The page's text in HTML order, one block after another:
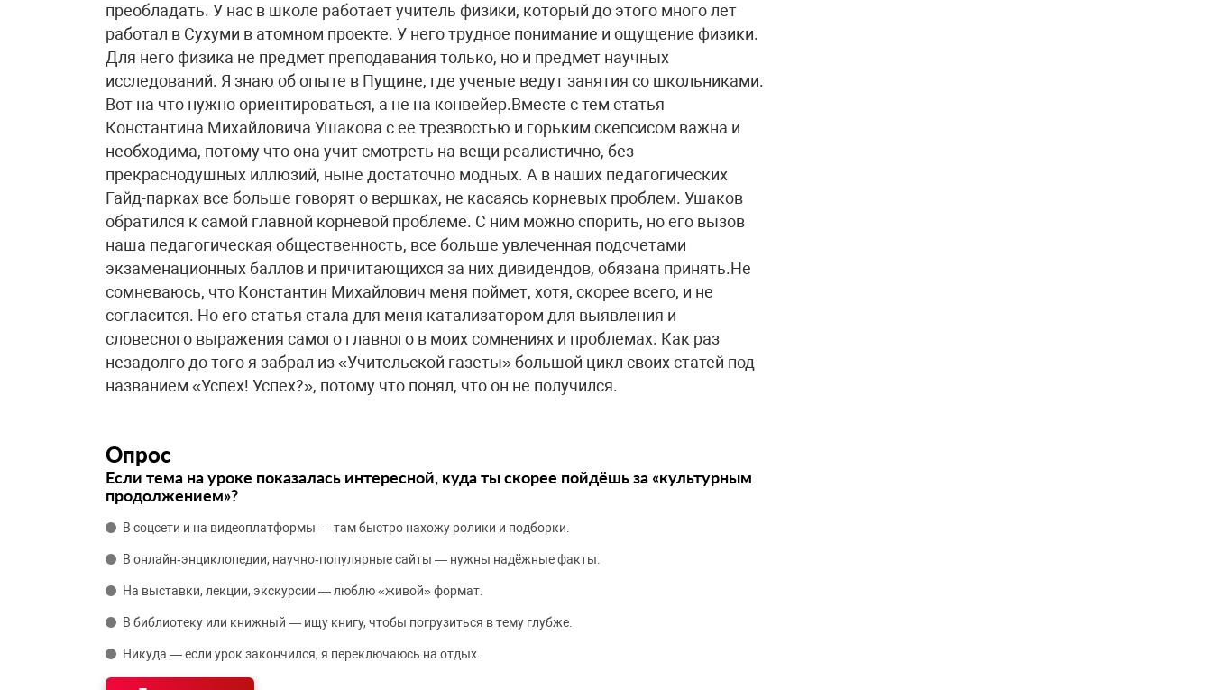
преобладать. У нас в школе работает учитель физики, который до этого много лет
работал в Сухуми в атомном проекте. У него трудное понимание и ощущение физики.
Для него физика не предмет преподавания только, но и предмет научных
исследований. Я знаю об опыте в Пущине, где ученые ведут занятия со школьниками.
Вот на что нужно ориентироваться, а не на конвейер.Вместе с тем статья
Константина Михайловича Ушакова с ее трезвостью и горьким скепсисом важна и
необходима, потому что она учит смотреть на вещи реалистично, без
прекраснодушных иллюзий, ныне достаточно модных. А в наших педагогических
Гайд-парках все больше говорят о вершках, не касаясь корневых проблем. Ушаков
обратился к самой главной корневой проблеме. С ним можно спорить, но его вызов
наша педагогическая общественность, все больше увлеченная подсчетами
экзаменационных баллов и причитающихся за них дивидендов, обязана принять.Не
сомневаюсь, что Константин Михайлович меня поймет, хотя, скорее всего, и не
согласится. Но его статья стала для меня катализатором для выявления и
словесного выражения самого главного в моих сомнениях и проблемах. Как раз
незадолго до того я забрал из «Учительской газеты» большой цикл своих статей под
названием «Успех! Успех?», потому что понял, что он не получился.
Опрос
Если тема на уроке показалась интересной, куда ты скорее пойдёшь за «культурным
продолжением»?
В соцсети и на видеоплатформы — там быстро нахожу ролики и подборки.
В онлайн‑энциклопедии, научно‑популярные сайты — нужны надёжные факты.
На выставки, лекции, экскурсии — люблю «живой» формат.
В библиотеку или книжный — ищу книгу, чтобы погрузиться в тему глубже.
Никуда — если урок закончился, я переключаюсь на отдых.